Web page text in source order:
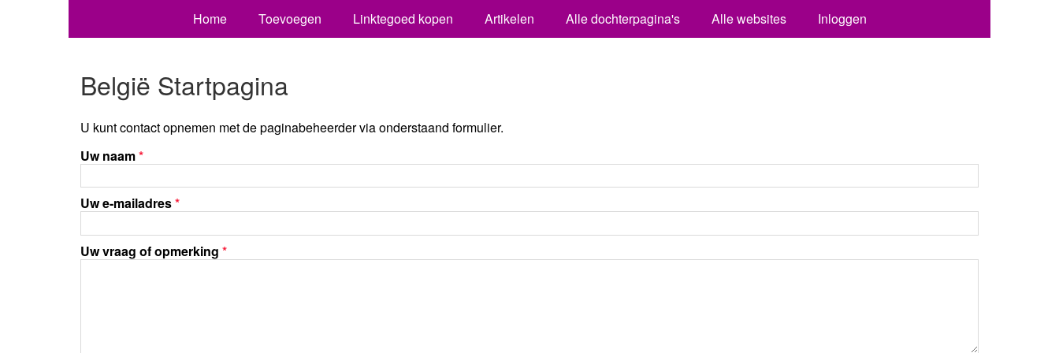
Home Toevoegen Linktegoed kopen Artikelen Alle dochterpagina's Alle websites Inloggen
België Startpagina
U kunt contact opnemen met de paginabeheerder via onderstaand formulier.
Uw naam*
Uw e-mailadres*
Uw vraag of opmerking *